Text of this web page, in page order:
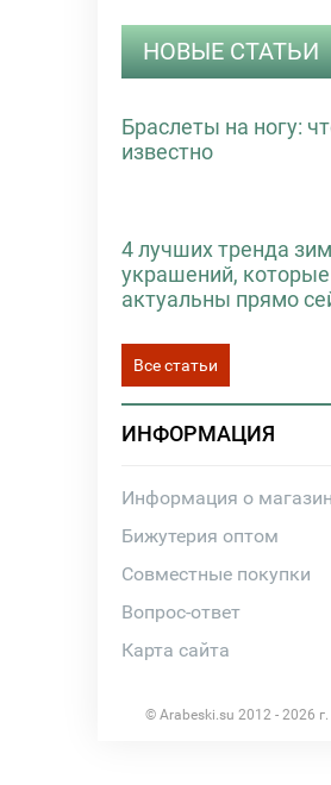
НОВЫЕ СТАТЬИ
Браслеты на ногу:
известно
4 лучших тренда
украшений, которые
актуальны прямо
Все статьи
ИНФОРМАЦИЯ
Информация о
Бижутерия оптом
Совместные покупки
Вопрос-ответ
Карта сайта
© Arabeski.su 2012 - 2026